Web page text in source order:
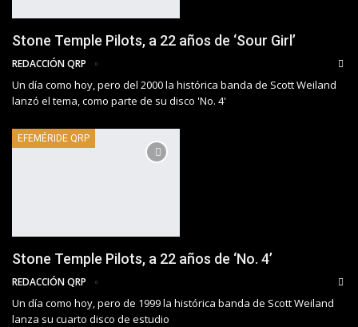
Stone Temple Pilots, a 22 años de ‘Sour Girl’
REDACCIÓN QRP
Un día como hoy, pero del 2000 la histórica banda de Scott Weiland
lanzó el tema, como parte de su disco 'No. 4'
EFEMÉRIDE QRP
Stone Temple Pilots, a 22 años de ‘No. 4’
REDACCIÓN QRP
Un día como hoy, pero de 1999 la histórica banda de Scott Weiland
lanza su cuarto disco de estudio